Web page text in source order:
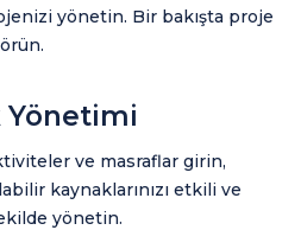
yönetin. Bir bakışta proje
Yönetimi
ve masraflar girin,
kaynaklarınızı etkili ve
yönetin.